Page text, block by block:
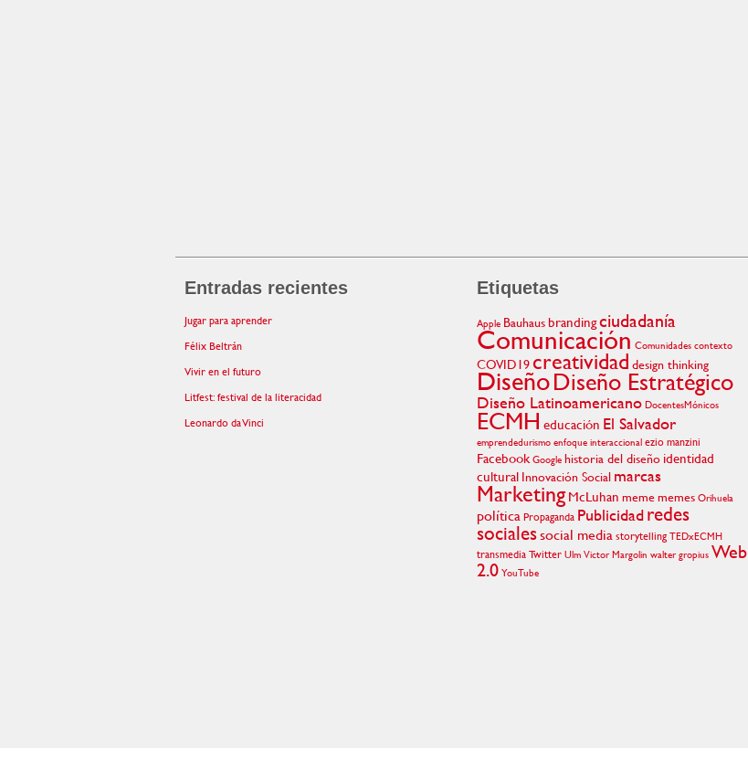
Entradas recientes
Jugar para aprender
Félix Beltrán
Vivir en el futuro
Litfest: festival de la literacidad
Leonardo da Vinci
Etiquetas
Apple Bauhausbrandingciudadanía
Comunicación Comunidades contexto
COVID19 creatividad design thinking
DiseñoDiseño Estratégico
Diseño Latinoamericano DocentesMónicos
ECMH educación El Salvador
emprendedurismo enfoque interaccional ezio manzini
Facebook Google historia del diseño identidad
cultural Innovación Social marcas
Marketing McLuhan memememes Orihuela
política Propaganda Publicidad redes
socialessocial media storytelling TEDxECMH
transmedia Twitter Ulm Victor Margolin walter gropius Web
2.0 YouTube